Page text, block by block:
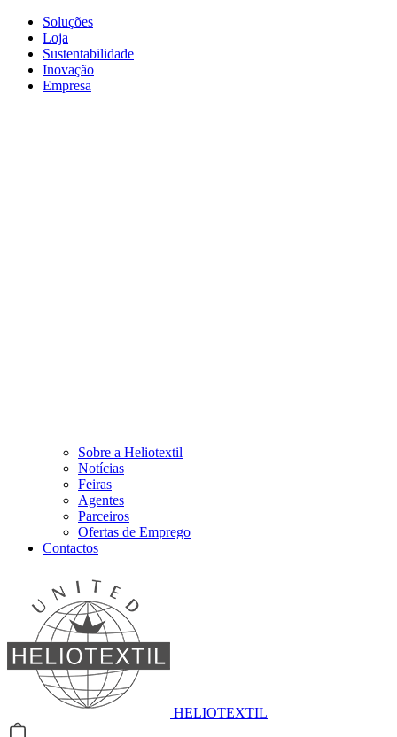
Soluções
Loja
Sustentabilidade
Inovação
Empresa
Sobre a Heliotextil
Notícias
Feiras
Agentes
Parceiros
Ofertas de Emprego
Contactos
HELIOTEXTIL